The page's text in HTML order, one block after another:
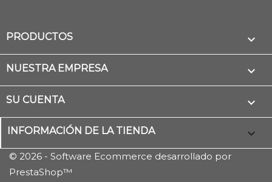
PRODUCTOS 
NUESTRA EMPRESA 
SU CUENTA 
INFORMACIÓN DE LA TIENDA keyboard_arrow_down
© 2026 - Software Ecommerce desarrollado por
PrestaShop™